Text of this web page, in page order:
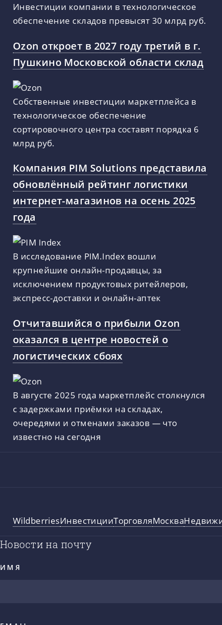
Инвестиции компании в технологическое
обеспечение складов превысят 30 млрд руб.
Ozon откроет в 2027 году третий в г.
Пушкино Московской области склад
Собственные инвестиции маркетплейса в
технологическое обеспечение
сортировочного центра составят порядка 6
млрд руб.
Компания PIM Solutions представила
обновлённый рейтинг логистики
интернет-магазинов на осень 2025
года
В исследование PIM.Index вошли
крупнейшие онлайн-продавцы, за
исключением продуктовых ритейлеров,
экспресс-доставки и онлайн-аптек
Отчитавшийся о прибыли Ozon
оказался в центре новостей о
логистических сбоях
В августе 2025 года маркетплейс столкнулся
с задержками приёмки на складах,
очередями и отменами заказов — что
известно на сегодня
WildberriesИнвестицииТорговляМосква
Новости на почту
ИМЯ